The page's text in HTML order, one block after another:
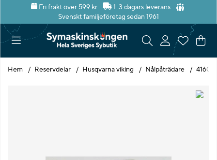
Fri frakt över 599 kr
1-3 dagars leverans
Svenskt familjeföretag sedan 1961
.
Hem Reservdelar Husqvarna viking Nålpåträdare